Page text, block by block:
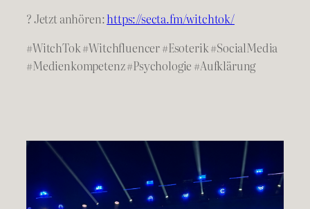
? Jetzt anhören:https://secta.fm/witchtok/
#WitchTok #Witchfluencer #Esoterik #SocialMedia
#Medienkompetenz #Psychologie #Aufklärung